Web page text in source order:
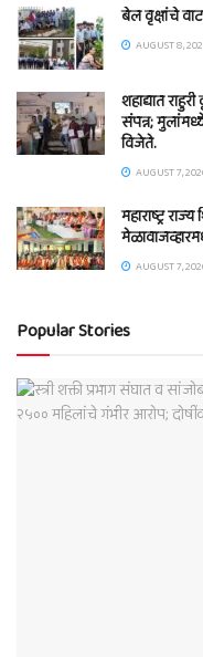
बेल वृक्षांचे
AUGUST 8,
शहाद्यात
संपन्न;
विजेते.
AUGUST 7,
महाराष्ट्र
AUGUST 7,
Popular Stories